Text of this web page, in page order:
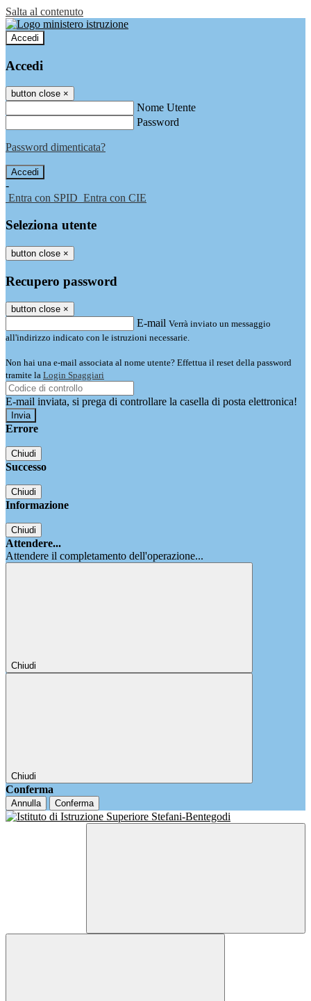
Salta al contenuto
Accedi
Accedi
button close ×
Nome Utente
Password
Password dimenticata?
-
Entra con SPID Entra con CIE
Seleziona utente
button close ×
Recupero password
button close ×
E-mail Verrà inviato un messaggio
all'indirizzo indicato con le istruzioni necessarie.
Non hai una e-mail associata al nome utente? Effettua il reset della password
tramite la Login Spaggiari
E-mail inviata, si prega di controllare la casella di posta elettronica!
Errore
Chiudi
Successo
Chiudi
Informazione
Chiudi
Attendere...
Attendere il completamento dell'operazione...
Chiudi
Chiudi
Conferma
Annulla Conferma